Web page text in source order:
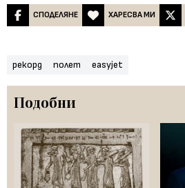
СПОДЕЛЯНЕ ХАРЕСВА МИ
рекорд полет easyjet
Подобни